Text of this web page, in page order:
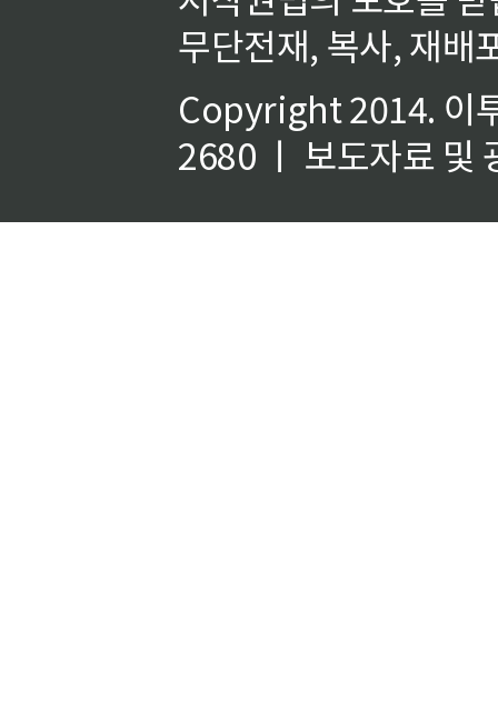
무단전재, 복사, 재배
Copyright 2014. 이
2680 ㅣ 보도자료